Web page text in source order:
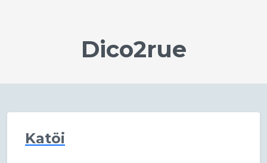
Dico2rue
Katöi